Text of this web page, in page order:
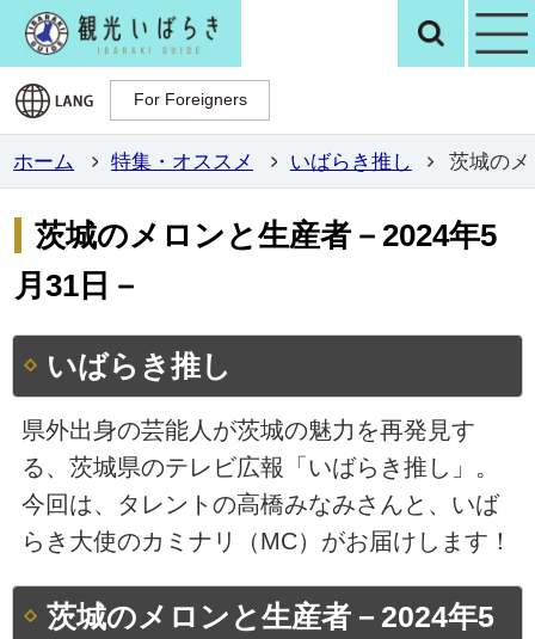
観光いばらき検
For Foreigners
For Foreigners
ホーム 特集・オススメ いばらき推し 茨城のメ
茨城のメロンと生産者－2024年5
月31日－
いばらき推し
県外出身の芸能人が茨城の魅力を再発見す
る、茨城県のテレビ広報「いばらき推し」。
今回は、タレントの高橋みなみさんと、いば
らき大使のカミナリ（MC）がお届けします！
茨城のメロンと生産者－2024年5